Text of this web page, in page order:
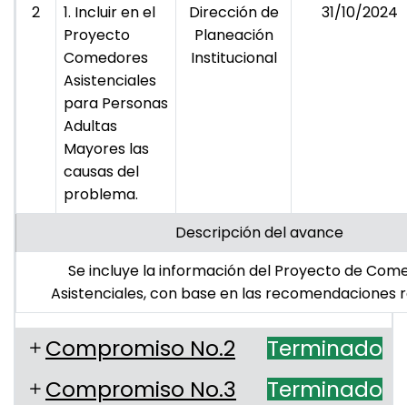
2
1. Incluir en el
Proyecto
Comedores
Asistenciales
para Personas
Adultas
Mayores las
causas del
problema.
Dirección de
Planeación
Institucional
31/10/2024
Descripción del avance
Se incluye la información del Proyecto de
Asistenciales, con base en las recomendaciones
Compromiso No.2
Terminado
Compromiso No.3
Terminado